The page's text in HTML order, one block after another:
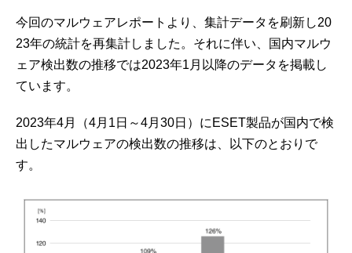
今回のマルウェアレポートより、集計データを刷新し20
23年の統計を再集計しました。それに伴い、国内マルウ
ェア検出数の推移では2023年1月以降のデータを掲載し
ています。
2023年4月（4月1日～4月30日）にESET製品が国内で検
出したマルウェアの検出数の推移は、以下のとおりで
す。